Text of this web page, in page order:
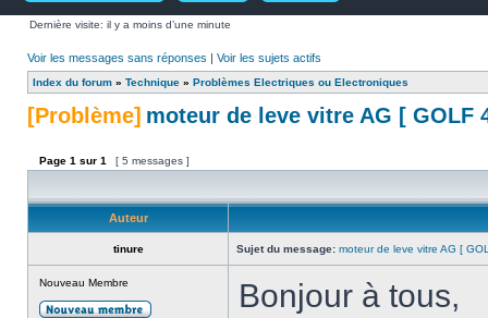
Dernière visite: il y a moins d’une minute
Voir les messages sans réponses | Voir les sujets actifs
Index du forum » Technique » Problèmes Electriques ou Electroniques
[Problème] moteur de leve vitre AG [ GOLF
Page 1 sur 1 [ 5 messages ]
Auteur
tinure Sujet du message: moteur de leve vitre AG [
Nouveau Membre Bonjour à tous,